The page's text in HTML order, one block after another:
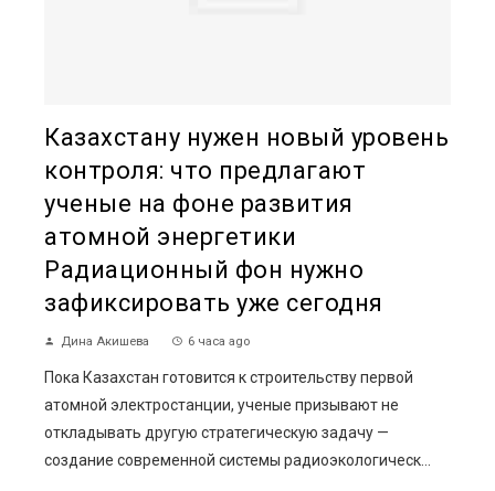
Казахстану нужен новый уровень
контроля: что предлагают
ученые на фоне развития
атомной энергетики
Радиационный фон нужно
зафиксировать уже сегодня
Дина Акишева 6 часа ago
Пока Казахстан готовится к строительству первой
атомной электростанции, ученые призывают не
откладывать другую стратегическую задачу —
создание современной системы радиоэкологическ...